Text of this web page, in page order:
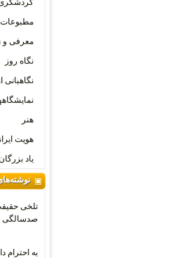
معرفی و
نگاه روز
هنر
هویت
یاد
تلخی
صدسالگی
به احترام